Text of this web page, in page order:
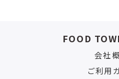
FOOD
会社
ご利用